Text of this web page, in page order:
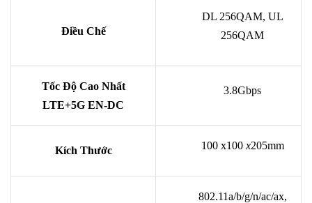
Điều Chế
DL 256QAM, UL
256QAM
Tốc Độ Cao Nhất
LTE+5G EN-DC
3.8Gbps
Kích Thước 100 x100x205mm
802.11a/b/g/n/ac/ax,